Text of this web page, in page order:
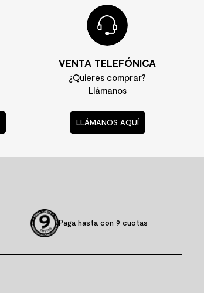
VENTA TELEFÓNICA
¿Quieres comprar?
Llámanos
LLÁMANOS AQUÍ
Paga hasta con 9 cuotas